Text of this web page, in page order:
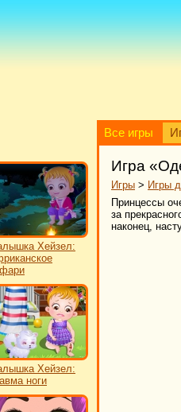
Все игры
Хейзел:
Хейзел:
ноги
Игра
Игры > Игры
Принцессы
за
наконец,